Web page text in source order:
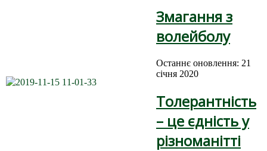
Змагання з
волейболу
Останнє оновлення: 21
січня 2020
Толерантність
– це єдність у
різноманітті